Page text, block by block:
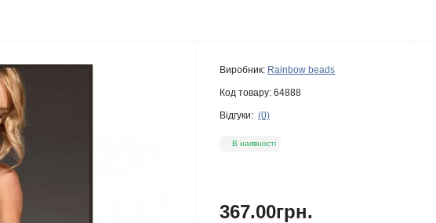
Виробник: Rainbow beads
Код товару: 64888
Відгуки: (0)
В наявності
367.00грн.